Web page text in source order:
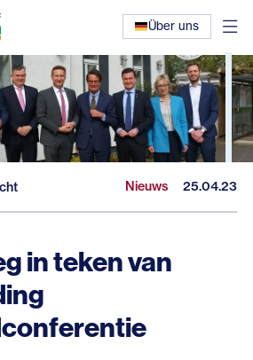
Über uns
Nieuws 25.04.23
in teken van